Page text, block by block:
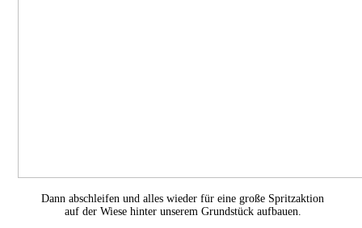
Dann abschleifen und alles wieder für eine große Spritzaktion
auf der Wiese hinter unserem Grundstück aufbauen.